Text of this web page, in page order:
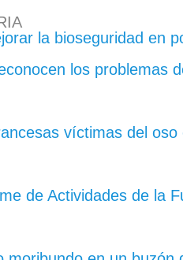
la bioseguridad en
los problemas
víctimas del oso
de Actividades de la